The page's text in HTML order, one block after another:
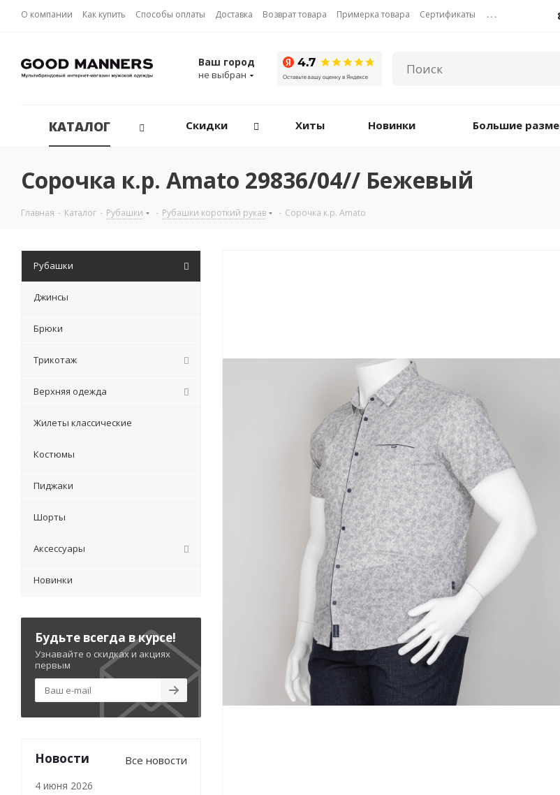
О компании Как купить Способы оплаты Доставка Возврат товара Примерка товара Сертификаты ...
Ваш город
не выбран
КАТАЛОГ Скидки Хиты Новинки Большие
Сорочка к.р. Amato 29836/04// Бежевый
Главная - Каталог - Рубашки - Рубашки короткий рукав - Сорочка к.р. Amato
Рубашки
Джинсы
Брюки
Трикотаж
Верхняя одежда
Жилеты классические
Костюмы
Пиджаки
Шорты
Аксессуары
Новинки
Будьте всегда в курсе!
Узнавайте о скидках и акциях
первым
Новости Все новости
4 июня 2026